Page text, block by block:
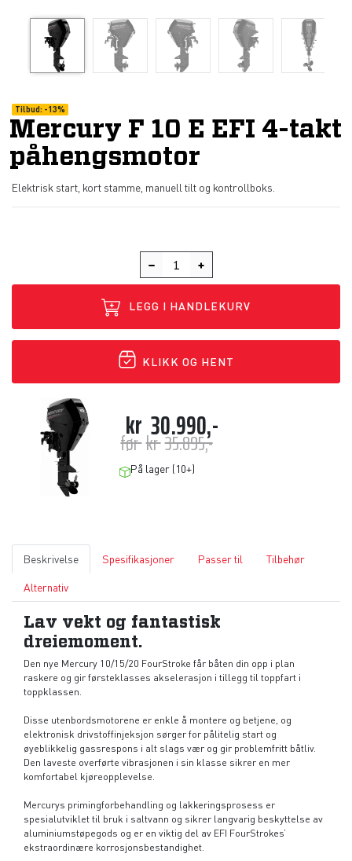
Tilbud: -13%
Mercury F 10 E EFI 4-takt
påhengsmotor
Elektrisk start, kort stamme, manuell tilt og kontrollboks.
LEGG I HANDLEKURV
KLIKK OG HENT
kr 30.990,-
førkr35.895,-
På lager (10+)
Beskrivelse Spesifikasjoner Passer til
Tilbehør
Alternativ
Lav vekt og fantastisk
dreiemoment.
Den nye Mercury 10/15/20 FourStroke får båten din opp i plan
raskere og gir førsteklasses akselerasjon i tillegg til toppfart i
toppklassen.
Disse utenbordsmotorene er enkle å montere og betjene, og
elektronisk drivstoffinjeksjon sørger for pålitelig start og
øyeblikkelig gassrespons i alt slags vær og gir problemfritt båtliv.
Den laveste overførte vibrasjonen i sin klasse sikrer en mer
komfortabel kjøreopplevelse.
Mercurys primingforbehandling og lakkeringsprosess er
spesialutviklet til bruk i saltvann og sikrer langvarig beskyttelse av
aluminiumstøpegods og er en viktig del av EFI FourStrokes’
ekstraordinære korrosjonsbestandighet.